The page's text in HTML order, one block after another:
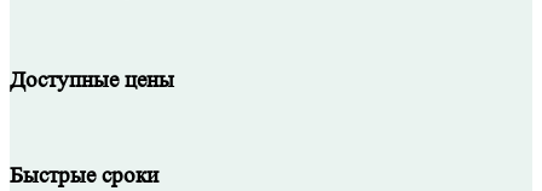
Доступные цены
Быстрые сроки